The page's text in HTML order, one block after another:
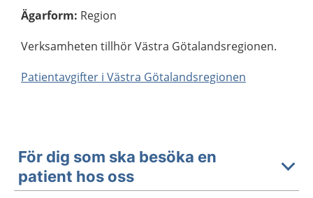
Ägarform: Region
Verksamheten tillhör Västra Götalandsregionen.
Patientavgifter i Västra Götalandsregionen
För dig som ska besöka en
patient hos oss